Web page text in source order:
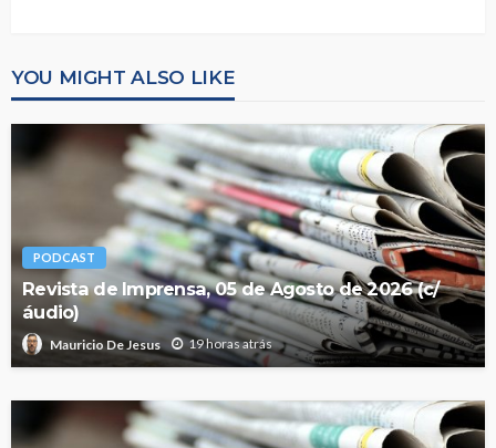
YOU MIGHT ALSO LIKE
PODCAST
Revista de Imprensa, 05 de Agosto de 2026 (c/
áudio)
Mauricio De Jesus 19 horas atrás